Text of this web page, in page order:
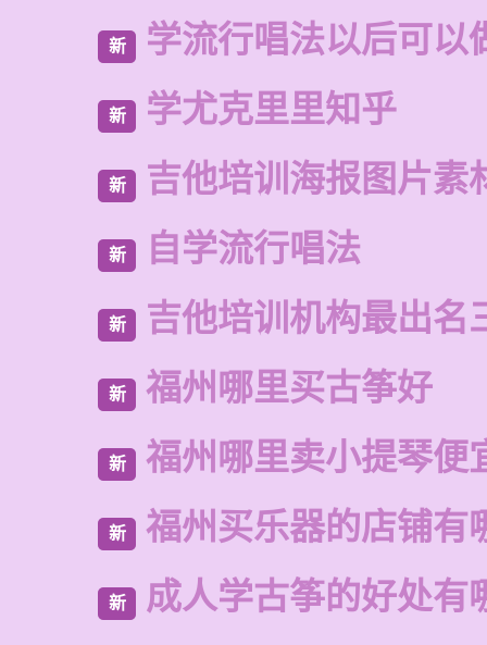
新 学流行唱法以后可以
新 学尤克里里知乎
新 吉他培训海报图片素
新 自学流行唱法
新 吉他培训机构最出名
新 福州哪里买古筝好
新 福州哪里卖小提琴便
新 福州买乐器的店铺有
新 成人学古筝的好处有